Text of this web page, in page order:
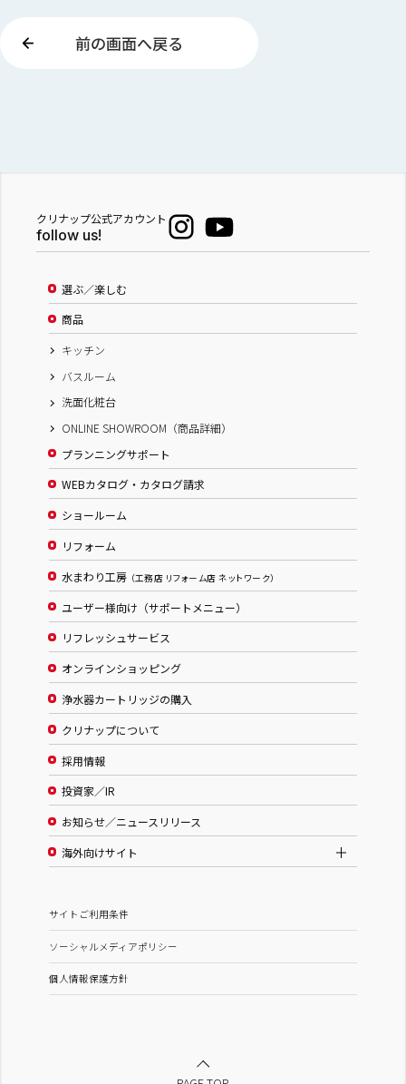
前の画面へ戻る
クリナップ公式アカウント
follow us!
選ぶ／楽しむ
商品
キッチン
バスルーム
洗面化粧台
ONLINE SHOWROOM（商品詳細）
プランニングサポート
WEBカタログ・カタログ請求
ショールーム
リフォーム
水まわり工房 （工務店 リフォーム店 ネットワーク）
ユーザー様向け（サポートメニュー）
リフレッシュサービス
オンラインショッピング
浄水器カートリッジの購入
クリナップについて
採用情報
投資家／IR
お知らせ／ニュースリリース
海外向けサイト
サイトご利用条件
ソーシャルメディアポリシー
個人情報保護方針